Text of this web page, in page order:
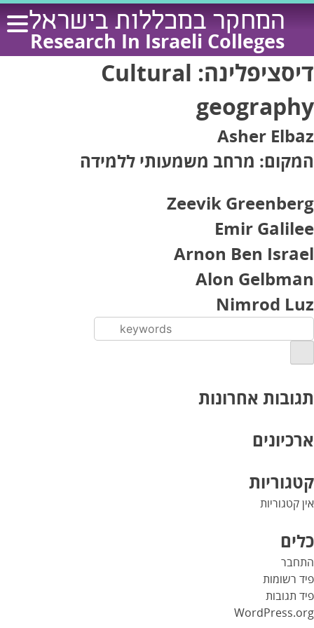
Skip
content
המחקר במכללות בישראל
Research In Israeli Colleges
דיסציפלינה: Cultural
geography
Asher Elbaz
המקום: מרחב משמעותי ללמידה
Zeevik Greenberg
Emir Galilee
Arnon Ben Israel
Alon Gelbman
Nimrod Luz
תגובות אחרונות
ארכיונים
קטגוריות
אין קטגוריות
כלים
התחבר
פיד רשומות
פיד תגובות
WordPress.org